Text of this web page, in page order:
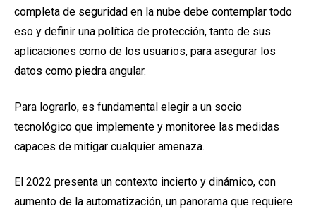
completa de seguridad en la nube debe contemplar todo
eso y definir una política de protección, tanto de sus
aplicaciones como de los usuarios, para asegurar los
datos como piedra angular.
Para lograrlo, es fundamental elegir a un socio
tecnológico que implemente y monitoree las medidas
capaces de mitigar cualquier amenaza.
El 2022 presenta un contexto incierto y dinámico, con
aumento de la automatización, un panorama que requiere